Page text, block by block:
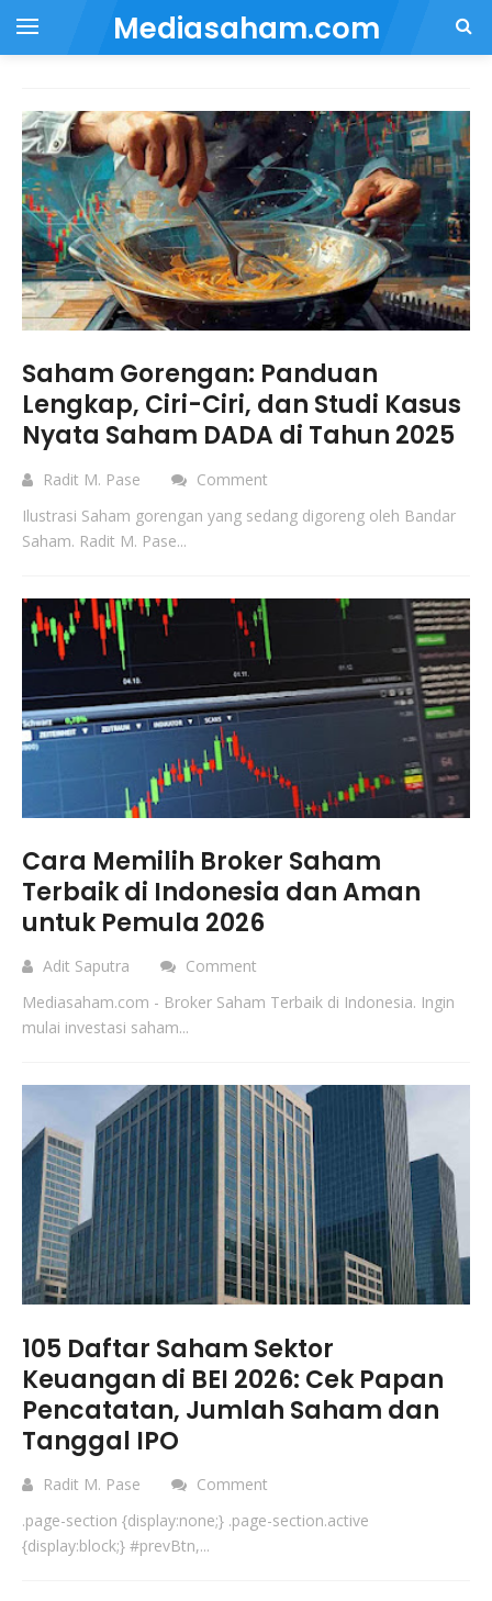
Mediasaham.com
Saham Gorengan: Panduan
Lengkap, Ciri-Ciri, dan Studi Kasus
Nyata Saham DADA di Tahun 2025
Radit M. Pase
Comment
Ilustrasi Saham gorengan yang sedang digoreng oleh Bandar
Saham. Radit M. Pase...
Cara Memilih Broker Saham
Terbaik di Indonesia dan Aman
untuk Pemula 2026
Adit Saputra
Comment
Mediasaham.com - Broker Saham Terbaik di Indonesia. Ingin
mulai investasi saham...
105 Daftar Saham Sektor
Keuangan di BEI 2026: Cek Papan
Pencatatan, Jumlah Saham dan
Tanggal IPO
Radit M. Pase
Comment
.page-section {display:none;} .page-section.active
{display:block;} #prevBtn,...